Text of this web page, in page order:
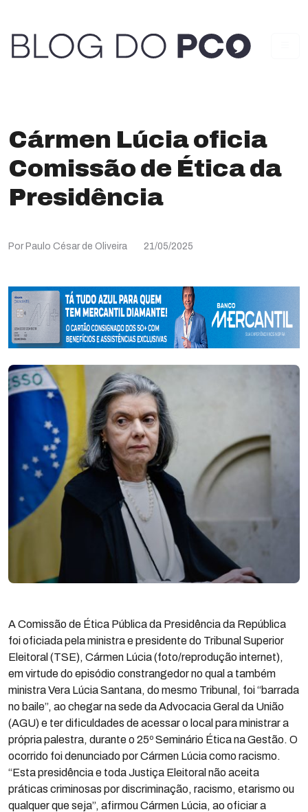
Cármen Lúcia oficia
Comissão de Ética da
Presidência
Por Paulo César de Oliveira 21/05/2025
A Comissão de Ética Pública da Presidência da República
foi oficiada pela ministra e presidente do Tribunal Superior
Eleitoral (TSE), Cármen Lúcia (foto/reprodução internet),
em virtude do episódio constrangedor no qual a também
ministra Vera Lúcia Santana, do mesmo Tribunal, foi “barrada
no baile”, ao chegar na sede da Advocacia Geral da União
(AGU) e ter dificuldades de acessar o local para ministrar a
própria palestra, durante o 25º Seminário Ética na Gestão. O
ocorrido foi denunciado por Cármen Lúcia como racismo.
“Esta presidência e toda Justiça Eleitoral não aceita
práticas criminosas por discriminação, racismo, etarismo ou
qualquer que seja”, afirmou Cármen Lúcia, ao oficiar a